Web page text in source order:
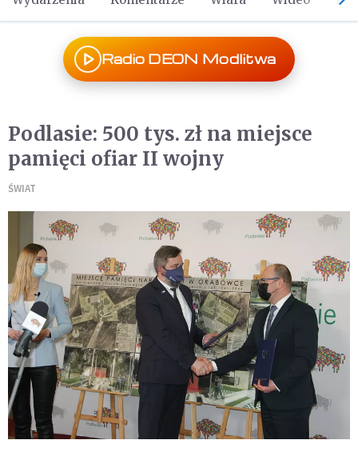
Radio DEON Modlitwa
Podlasie: 500 tys. zł na miejsce
pamięci ofiar II wojny
ŚWIAT